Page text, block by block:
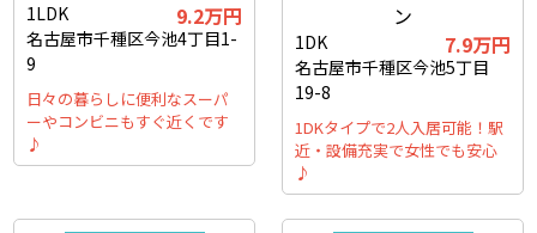
1LDK 9.2万円
名古屋市千種区今池4丁目1-
9
日々の暮らしに便利なスーパ
ーやコンビニもすぐ近くです
♪
1DK 7.9万円
名古屋市千種区今池5丁目
19-8
1DKタイプで2人入居可能！駅
近・設備充実で女性でも安心
♪